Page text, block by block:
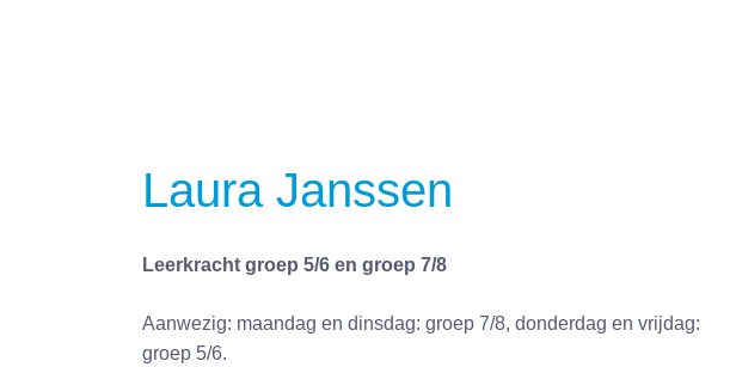
Laura Janssen
Leerkracht groep 5/6 en groep 7/8
Aanwezig: maandag en dinsdag: groep 7/8, donderdag en vrijdag:
groep 5/6.